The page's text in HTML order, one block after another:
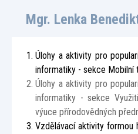
Mgr. Lenka
Úlohy a aktivity pro
informatiky - sekce Mobilní
Úlohy a aktivity pro
informatiky - sekce
výuce přírodovědných
Vzdělávací aktivity formou